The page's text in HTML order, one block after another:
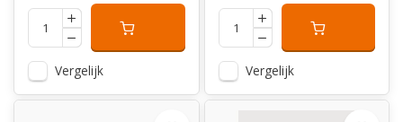
Vergelijk Vergelijk